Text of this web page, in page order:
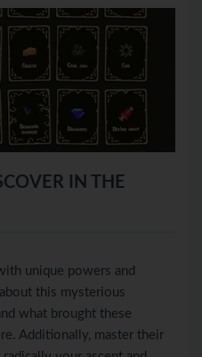
IN THE
unique powers and
this mysterious
what brought these
Additionally, master their